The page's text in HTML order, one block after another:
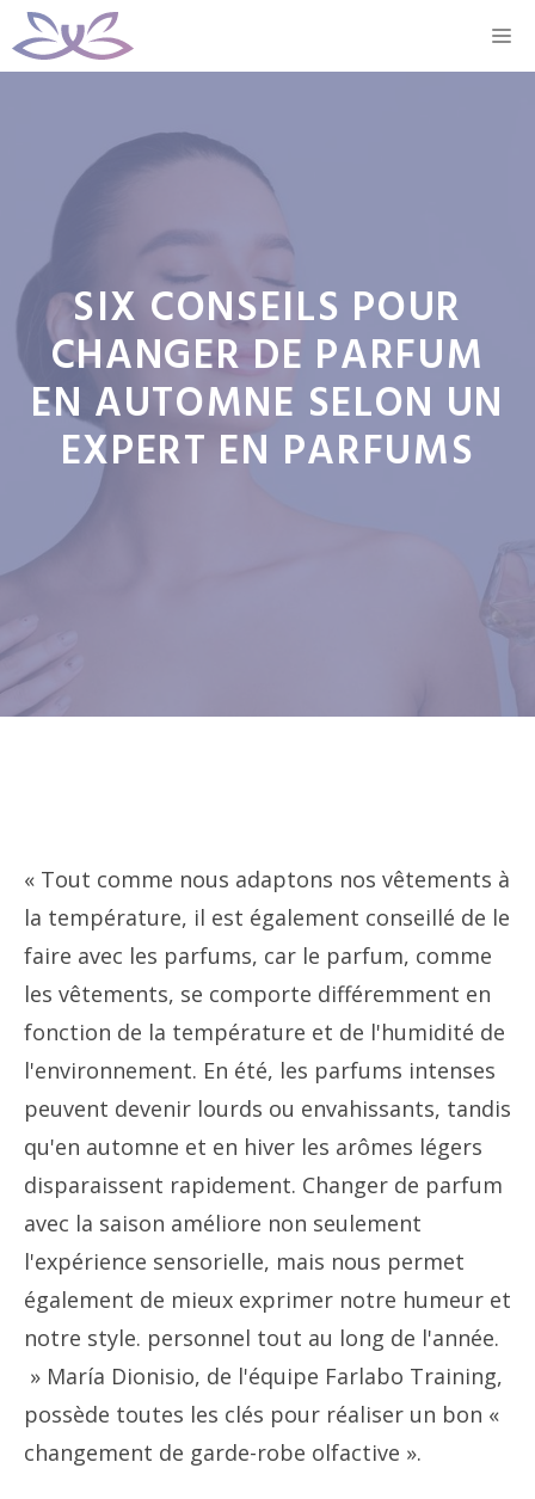
Aller
au
SIX CONSEILS POUR
CHANGER DE PARFUM
EN AUTOMNE SELON UN
EXPERT EN PARFUMS
« Tout comme nous adaptons nos vêtements à
la température, il est également conseillé de le
faire avec les parfums, car le parfum, comme
les vêtements, se comporte différemment en
fonction de la température et de l'humidité de
l'environnement. En été, les parfums intenses
peuvent devenir lourds ou envahissants, tandis
qu'en automne et en hiver les arômes légers
disparaissent rapidement. Changer de parfum
avec la saison améliore non seulement
l'expérience sensorielle, mais nous permet
également de mieux exprimer notre humeur et
notre style. personnel tout au long de l'année.
» María Dionisio, de l'équipe Farlabo Training,
possède toutes les clés pour réaliser un bon «
changement de garde-robe olfactive ».